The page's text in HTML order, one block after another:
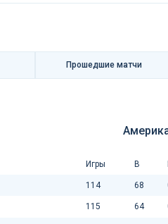
Прошедшие матчи
Игры В
114 68
115 64